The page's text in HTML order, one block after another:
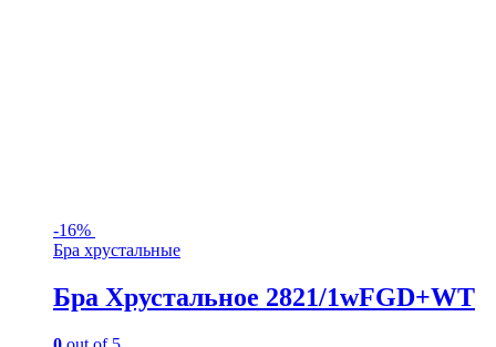
-16%
Бра хрустальные
Бра Хрустальное 2821/1wFGD+WT